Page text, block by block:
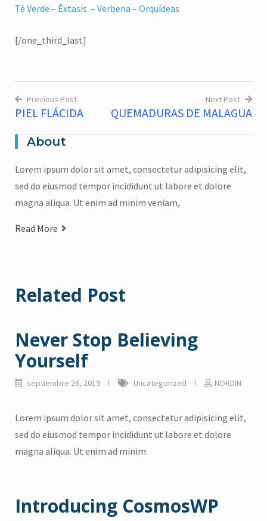
Té Verde – Éxtasis – Verbena – Orquídeas
[/one_third_last]
Navegación
de
entradas
Previous Post
PIEL FLÁCIDA
Next Post
QUEMADURAS DE MALAGUA
About
Lorem ipsum dolor sit amet, consectetur adipisicing elit,
sed do eiusmod tempor incididunt ut labore et dolore
magna aliqua. Ut enim ad minim veniam,
Read More
Related Post
Never Stop Believing
Yourself
septiembre 26, 2019 Uncategorized NORDIN
Lorem ipsum dolor sit amet, consectetur adipisicing elit,
sed do eiusmod tempor incididunt ut labore et dolore
magna aliqua. Ut enim ad minim
Introducing CosmosWP